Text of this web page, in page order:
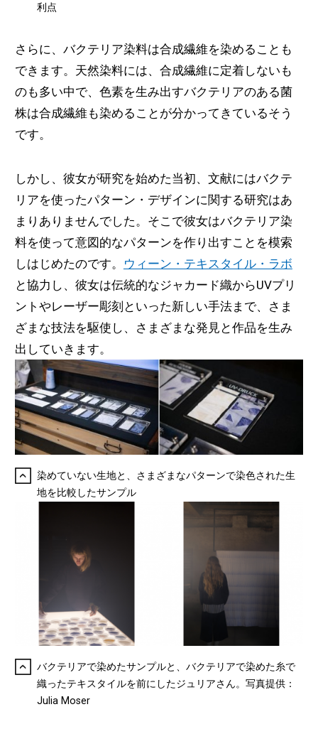
利点
さらに、バクテリア染料は合成繊維を染めることも
できます。天然染料には、合成繊維に定着しないも
のも多い中で、色素を生み出すバクテリアのある菌
株は合成繊維も染めることが分かってきているそう
です。
しかし、彼女が研究を始めた当初、文献にはバクテ
リアを使ったパターン・デザインに関する研究はあ
まりありませんでした。そこで彼女はバクテリア染
料を使って意図的なパターンを作り出すことを模索
しはじめたのです。
ウィーン・テキスタイル・ラボ
と協力し、彼女は伝統的なジャカード織からUVプリ
ントやレーザー彫刻といった新しい手法まで、さま
ざまな技法を駆使し、さまざまな発見と作品を生み
出していきます。
染めていない生地と、さまざまなパターンで染色された生
地を比較したサンプル
バクテリアで染めたサンプルと、バクテリアで染めた糸で
織ったテキスタイルを前にしたジュリアさん。写真提供：
Julia Moser